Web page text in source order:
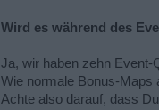
Wird es während des
Ja, wir haben zehn Event-
Wie normale Bonus-Maps
Achte also darauf, dass